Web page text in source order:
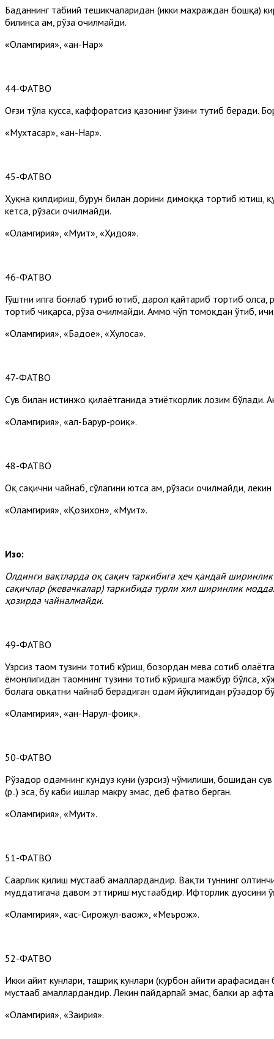
Баданнинг табиий тешикчаларидан (икки махраждан бошқа)
билинса ҳам, рўза очилмайди.
«Оламгирия», «ан-Наҳр»
44-ФАТВО
Оғзи тўла қусса, каффоратсиз қазонинг ўзини тутиб беради.
«Мухтасар», «ан-Наҳр».
45-ФАТВО
Ҳуқна қилдириш, бурун билан дорини димоққа тортиб ютиш,
кетса, рўзаси очилмайди.
«Оламгирия», «Муҳит», «Ҳидоя».
46-ФАТВО
Гўштни ипга боғлаб туриб ютиб, дарҳол қайтариб тортиб
тортиб чиқарса, рўза очилмайди. Аммо чўп томоқдан ўтиб,
«Оламгирия», «Бадое», «Хулоса».
47-ФАТВО
Сув билан истинжо қилаётганида эҳтиёткорлик лозим бўлади.
«Оламгирия», «ал-Баҳрур-роиқ».
48-ФАТВО
Оқ сақични чайнаб, сўлагини ютса ҳам, рўзаси очилмайди,
«Оламгирия», «Қозихон», «Муҳит».
Изоҳ:
Олдинги вақтларда оқ сақич таркибига ҳеч қандай
сақичлар (жевачкалар) таркибида турли хил ширинлик
ҳозирда чайналмайди.
49-ФАТВО
Узрсиз таом тузини тотиб кўриш, бозордан мева сотиб
ёмонлигидан таомнинг тузини тотиб кўришга мажбур бўлса,
болага овқатни чайнаб берадиган одам йўқлигидан рўзадор
«Оламгирия», «ан-Наҳрул-фоиқ».
50-ФАТВО
Рўзадор одамнинг кундуз куни (узрсиз) чўмилиши, бошидан
(р.ҳ.) эса, бу каби ишлар макруҳ эмас, деб фатво берган.
«Оламгирия», «Муҳит».
51-ФАТВО
Саҳарлик қилиш мустаҳаб амаллардандир. Вақти туннинг
муддатигача давом эттириш мустаҳабдир. Ифторлик дуосини
«Оламгирия», «ас-Сирожул-ваҳҳож», «Меърож».
52-ФАТВО
Икки ҳайит кунлари, ташриқ кунлари (қурбон ҳайити
мустаҳаб амаллардандир. Лекин пайдарпай эмас, балки ҳар
«Оламгирия», «Заҳирия».